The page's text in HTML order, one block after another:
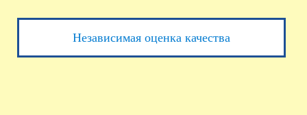
Независимая оценка качества